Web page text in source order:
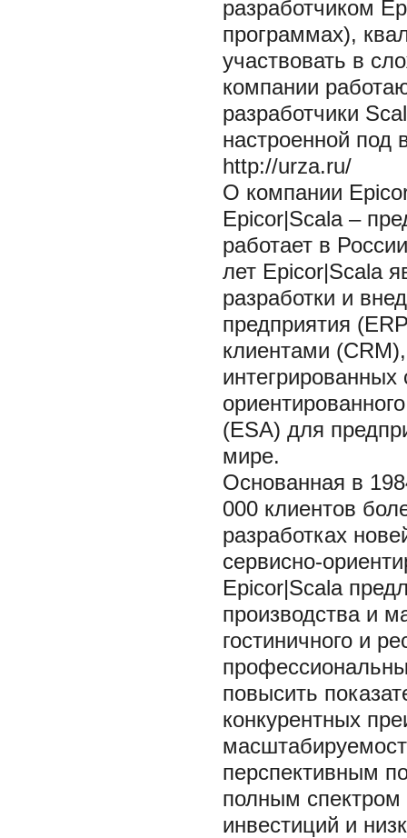
разработчиком
программах),
участвовать в
компании
разработчики
настроенной под
http://urza.ru/
О компании
Epicor|Scala –
работает в
лет Epicor|Scala
разработки и
предприятия
клиентами
интегрированных
(ESA) для
мире.
Основанная в
000 клиентов
разработках
сервисно-
Epicor|Scala
производства и
гостиничного и
повысить
конкурентных
перспективным
полным спектром
инвестиций и